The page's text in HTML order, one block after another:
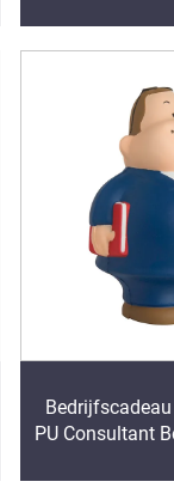
PU Consultant